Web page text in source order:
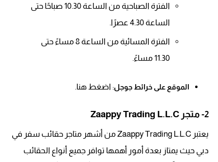
الفترة الصباحية من الساعة 10.30 صباحًا حتى
الساعة 4.30 عصرًا.
الفترة المسائية من الساعة 8 مساءً حتى
11.30 مساءً.
الموقع على خرائط جوجل: اضغط هنا.
2- متجر Zaappy Trading L.L.C
يعتبر Zaappy Trading L.L.C من أشهر متاجر حقائب سفر في
دبي حيث يمتاز بعدة أمور أهمها توافر جميع أنواع الحقائب